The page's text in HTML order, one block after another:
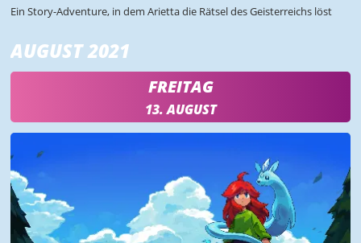
Ein Story-Adventure, in dem Arietta die Rätsel des Geisterreichs löst
AUGUST 2021
FREITAG
13. AUGUST